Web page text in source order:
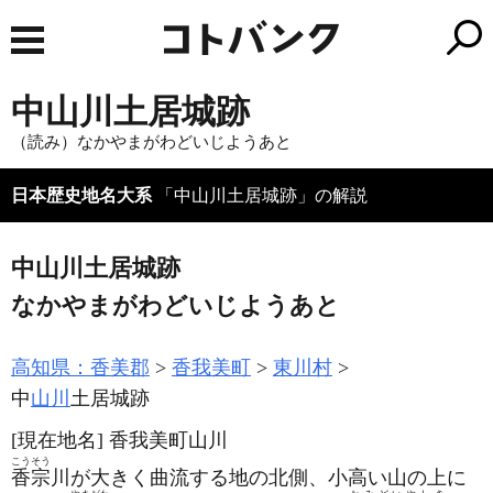
中山川土居城跡
（読み）なかやまがわどいじようあと
日本歴史地名大系 「中山川土居城跡」の解説
中山川土居城跡
なかやまがわどいじようあと
高知県：香美郡 香我美町
東川村
中山川 土居城跡
[現在地名] 香我美町山川
香宗
こうそう
川が大きく曲流する地の北側、小高い山の上に